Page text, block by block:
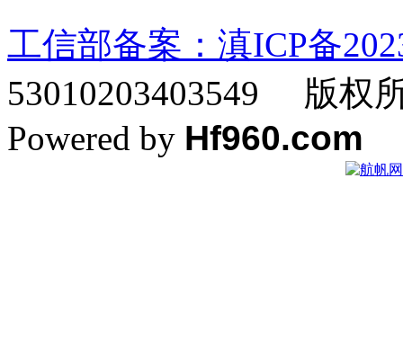
工信部备案：滇ICP备
53010203403549 版权
Powered by Hf960.com